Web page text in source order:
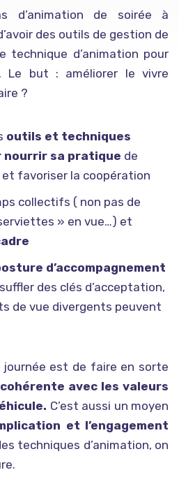
d’animation de soirée à
des outils de gestion de
technique d’animation pour
Le but : améliorer le vivre
?
outils et techniques
nourrir sa pratique de
favoriser la coopération
collectifs ( non pas de
» en vue…) et
d’accompagnement
des clés d’acceptation,
de vue divergents peuvent
est de faire en sorte
avec les valeurs
C’est aussi un moyen
et l’engagement
techniques d’animation, on